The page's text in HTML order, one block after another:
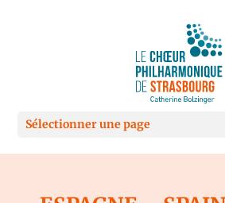
Sélectionner une page